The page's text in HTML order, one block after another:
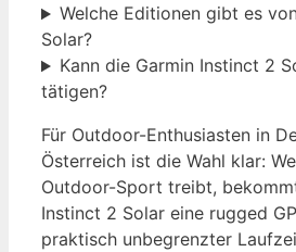
Welche Editionen gibt es
Solar?
Kann die Garmin Instinct 2
tätigen?
Für Outdoor-Enthusiasten in
Österreich ist die Wahl klar:
Outdoor-Sport treibt,
Instinct 2 Solar eine rugged
praktisch unbegrenzter